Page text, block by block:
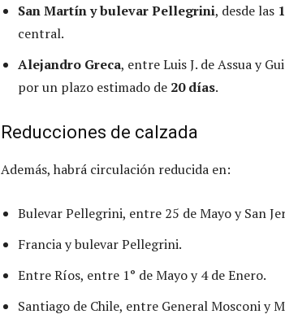
San Martín y bulevar Pellegrini, desde las
central.
Alejandro Greca, entre Luis J. de Assua y
por un plazo estimado de 20 días.
Reducciones de calzada
Además, habrá circulación reducida en:
Bulevar Pellegrini, entre 25 de Mayo y San
Francia y bulevar Pellegrini.
Entre Ríos, entre 1° de Mayo y 4 de Enero.
Santiago de Chile, entre General Mosconi y